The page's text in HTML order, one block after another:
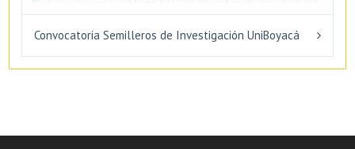
Convocatoria Semilleros de Investigación UniBoyacá